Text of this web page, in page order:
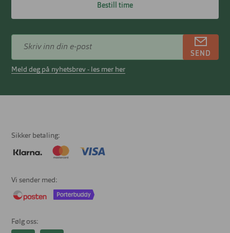
Bestill time
SEND
Meld deg på nyhetsbrev - les mer her
Sikker betaling
Vi sender med
Følg oss